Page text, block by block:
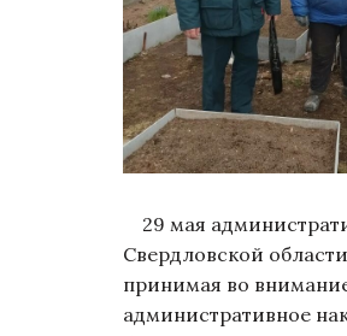
29 мая
Свердловской
принимая во
административное